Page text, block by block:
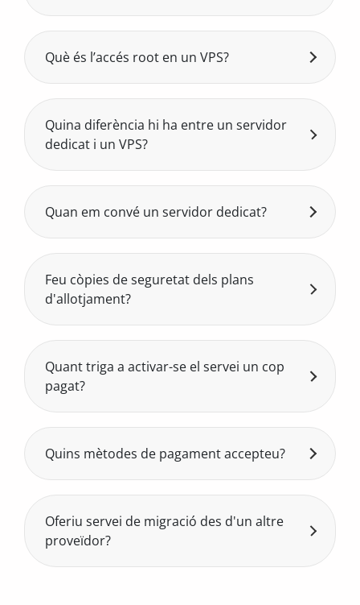
desenvolupament i administració), amb
resposta en menys de 24 hores laborables.
Sense call centers ni respostes
automàtiques: parles directament amb qui
Què és l’accés root en un VPS?
d’administrador del teu servidor virtual. Et
permet instal·lar i configurar programes,
gestionar usuaris i ajustos del sistema, i
adaptar l’entorn a les necessitats del teu
projecte.
Quina diferència hi ha entre un servidor
dedicat i un VPS?
100% exclusius per a un sol client. Un VPS és
un entorn virtual aïllat dins d’un servidor
físic compartit, amb recursos assignats.
Quan em convé un servidor dedicat?
rendiment, recursos exclusius i estabilitat
(per exemple, e-commerce amb molt
trànsit, aplicacions o serveis crítics).
Feu còpies de seguretat dels plans
d'allotjament?
els plans d'allotjament web amb una
retenció de 30 dies. Si necessites recuperar
dades, obre un tiquet i les restaurarem
sense cost.
Quant triga a activar-se el servei un cop
pagat?
després del pagament, tant per a
allotjament web com per a VPS. Reps les
credencials d'accés per correu en pocs
minuts.
Quins mètodes de pagament accepteu?
transferència bancària, Bizum i PayPal.
Oferiu servei de migració des d'un altre
proveïdor?